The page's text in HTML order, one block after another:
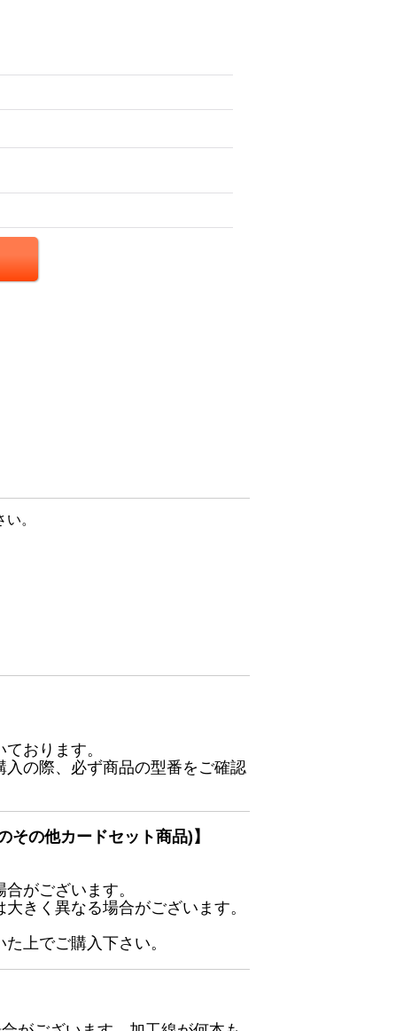
。
おります。
の際、必ず商品の型番をご確認
その他カードセット商品)】
がございます。
きく異なる場合がございます。
上でご購入下さい。